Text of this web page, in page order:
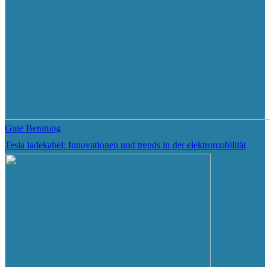
Gute Beratung
Tesla ladekabel: Innovationen und trends in der elektromobilität